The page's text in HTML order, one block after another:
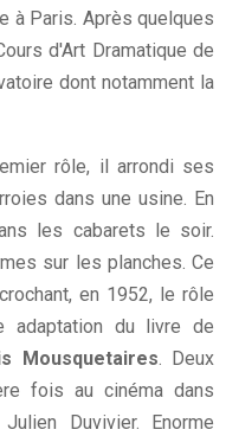
à Paris. Après quelques
d'Art Dramatique de
dont notamment la
rôle, il arrondi ses
dans une usine. En
les cabarets le soir.
sur les planches. Ce
en 1952, le rôle
adaptation du livre de
Mousquetaires. Deux
fois au cinéma dans
Duvivier. Enorme